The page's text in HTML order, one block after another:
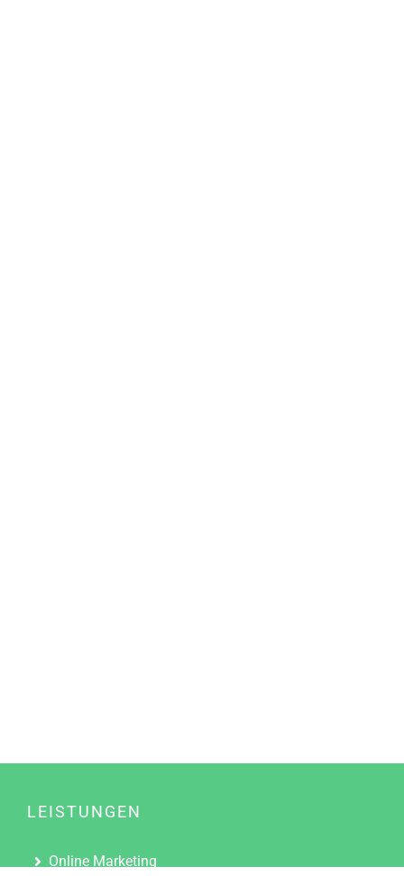
LEISTUNGEN
Online Marketing